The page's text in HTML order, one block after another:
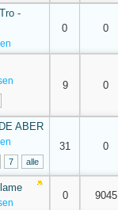
-
0 0
9 0
ABER
7 alle
31 0
0 9045